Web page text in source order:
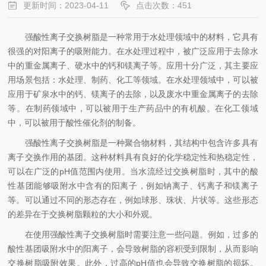
更新时间：2023-04-11 点击次数：451
强酸性离子交换树脂是一种常用于水处理领域中的材料，它具有
很强的对阳离子的吸附能力。在水处理过程中，被广泛应用于去除水
中的重金属离子、硬水中的钙和镁离子等。应用十分广泛，其主要应
用场景包括：水处理、制药、化工等领域。在水处理领域中，可以被
应用于矿泉水中的钙、镁离子的去除，以及废水中重金属离子的去除
等。在制药领域中，可以被用于生产药品中的有机酸。在化工领域
中，可以被用于酸性催化剂的制备。
强酸性离子交换树脂是一种聚合物材料，其结构中包含许多具有
离子交换作用的基团。这种材料具有良好的化学稳定性和热稳定性，
可以在广泛的pH值范围内使用。当水流经过交换树脂时，其中的酸
性基团能够吸附水中含有的阳离子，例如钠离子、钙离子和镁离子
等。可以通过不同的形态存在，例如球形、珠状、片状等。这些形态
的差异在于交换树脂颗粒的大小和外观。
在使用强酸性离子交换树脂时需要注意一些问题。例如，过多的
酸性基团吸附水中的阳离子，会导致树脂的容积受到限制，从而影响
交换树脂吸附效果。此外，过高的pH值也会导致交换树脂的损坏。